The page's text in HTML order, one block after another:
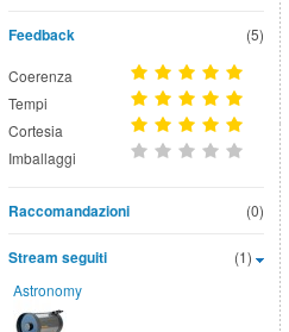
Feedback (5)
Coerenza
Tempi
Cortesia
Imballaggi
(0)
Raccomandazioni
(1)
Stream seguiti
Astronomy